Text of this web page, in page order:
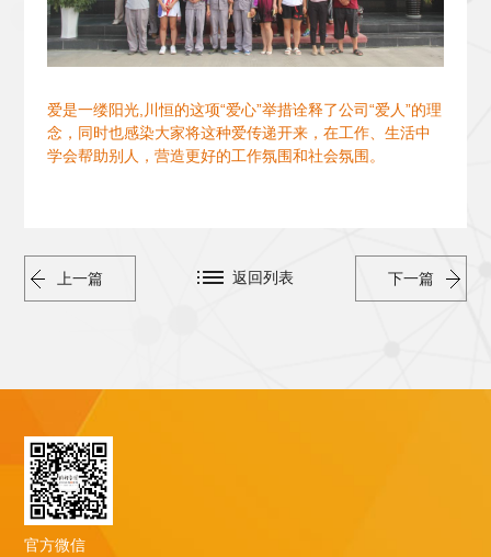
爱是一缕阳光,川恒的这项“爱心”举措诠释了公司“爱人”的理
念，同时也感染大家将这种爱传递开来，在工作、生活中
学会帮助别人，营造更好的工作氛围和社会氛围。
上一篇 下一篇
返回列表
官方微信